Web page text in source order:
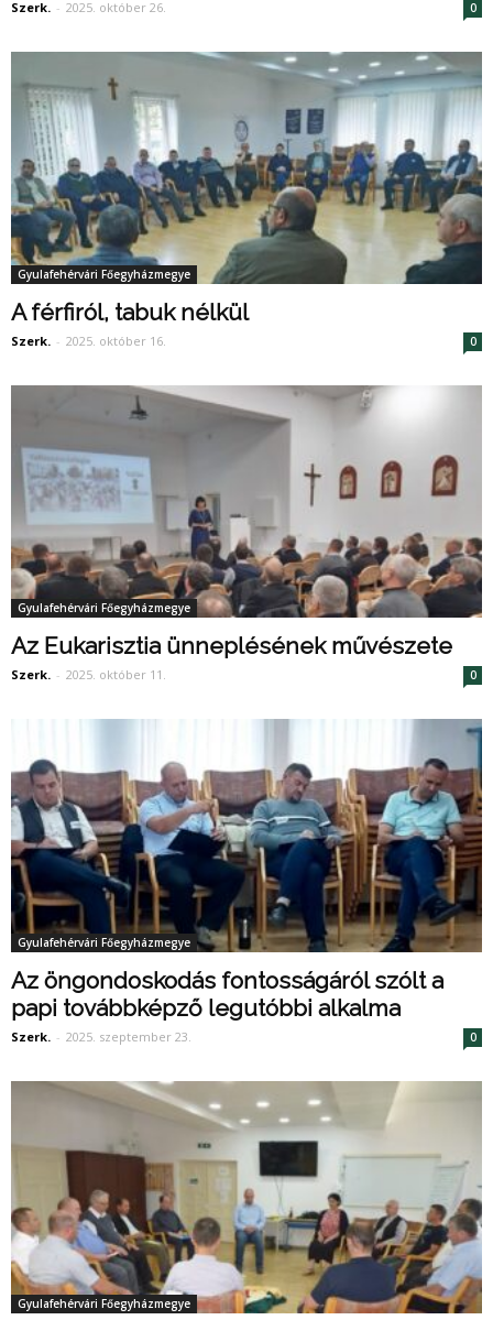
Szerk. - 2025. október 26. 0
Gyulafehérvári Főegyházmegye
A férfiról, tabuk nélkül
Szerk. - 2025. október 16. 0
Gyulafehérvári Főegyházmegye
Az Eukarisztia ünneplésének művészete
Szerk. - 2025. október 11. 0
Gyulafehérvári Főegyházmegye
Az öngondoskodás fontosságáról szólt a
papi továbbképző legutóbbi alkalma
Szerk. - 2025. szeptember 23. 0
Gyulafehérvári Főegyházmegye